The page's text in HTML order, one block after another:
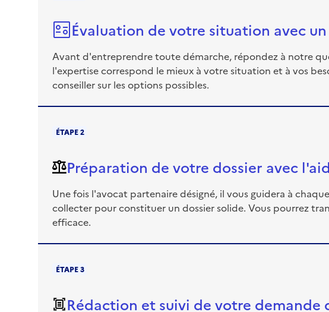
Évaluation de votre situation avec
Avant d'entreprendre toute démarche, répondez à notre
l'expertise correspond le mieux à votre situation et à vos
conseiller sur les options possibles.
ÉTAPE 2
Préparation de votre dossier avec
Une fois l'avocat partenaire désigné, il vous guidera à
collecter pour constituer un dossier solide. Vous pourrez
efficace.
ÉTAPE 3
Rédaction et suivi de votre demande